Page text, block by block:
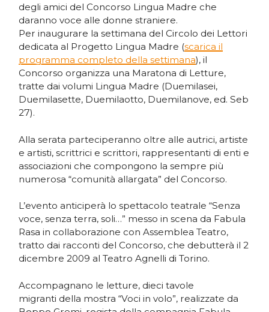
degli amici del Concorso Lingua Madre che
daranno voce alle donne straniere.
Per inaugurare la settimana del Circolo dei Lettori
dedicata al Progetto Lingua Madre (scarica il
programma completo della settimana), il
Concorso organizza una Maratona di Letture,
tratte dai volumi Lingua Madre (Duemilasei,
Duemilasette, Duemilaotto, Duemilanove, ed. Seb
27).
Alla serata parteciperanno oltre alle autrici, artiste
e artisti, scrittrici e scrittori, rappresentanti di enti e
associazioni che compongono la sempre più
numerosa “comunità allargata” del Concorso.
L’evento anticiperà lo spettacolo teatrale “Senza
voce, senza terra, soli…” messo in scena da Fabula
Rasa in collaborazione con Assemblea Teatro,
tratto dai racconti del Concorso, che debutterà il 2
dicembre 2009 al Teatro Agnelli di Torino.
Accompagnano le letture, dieci tavole
migranti della mostra “Voci in volo”, realizzate da